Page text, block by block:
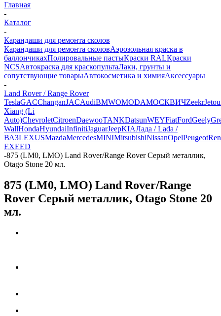
Главная
-
Каталог
-
Карандаши для ремонта сколов
Карандаши для ремонта сколовАэрозольная краска в
баллончикахПолировальные пастыКраски RALКраски
NCSАвтокраска для краскопультаЛаки, грунты и
сопутствующие товарыАвтокосметика и химияАксессуары
-
Land Rover / Range Rover
TeslaGACChanganJACAudiBMWOMODAМОСКВИЧZeekr
Xiang (Li
Auto)ChevroletCitroenDaewooTANKDatsunWEYFiatFordGeely
WallHondaHyundaiInfinitiJaguarJeepKIAЛада / Lada /
ВАЗLEXUSMazdaMercedesMINIMitsubishiNissanOpelPeugeot
EXEED
-875 (LM0, LMO) Land Rover/Range Rover Серый металлик,
Otago Stone 20 мл.
875 (LM0, LMO) Land Rover/Range
Rover Серый металлик, Otago Stone 20
мл.